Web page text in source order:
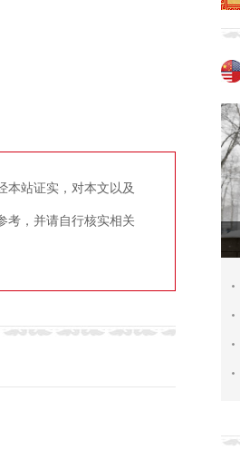
本站证实，对本文以及
考，并请自行核实相关